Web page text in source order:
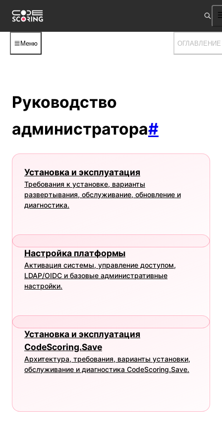
Меню ОГЛАВЛЕНИЕ
Руководство
администратора#
Установка и эксплуатация
Требования к установке, варианты
развертывания, обслуживание, обновление и
диагностика.
Настройка платформы
Активация системы, управление доступом,
LDAP/OIDC и базовые административные
настройки.
Установка и эксплуатация
CodeScoring.Save
Архитектура, требования, варианты установки,
обслуживание и диагностика CodeScoring.Save.